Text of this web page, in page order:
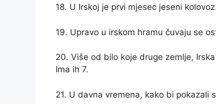
18. U Irskoj je prvi mjesec jeseni
19. Upravo u irskom hramu čuvaju se
20. Više od bilo koje druge zemlje,
Ima ih 7.
21. U davna vremena, kako bi pokazali